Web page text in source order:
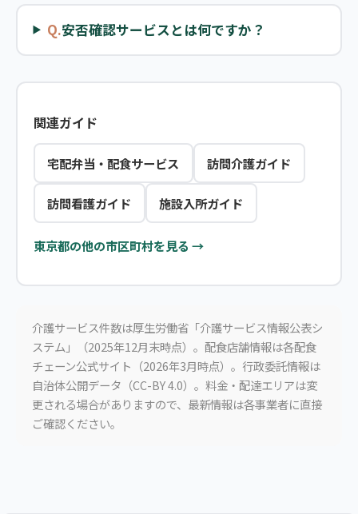
Q.安否確認サービスとは何ですか？
関連ガイド
宅配弁当・配食サービス 訪問介護ガイド
訪問看護ガイド 施設入所ガイド
東京都の他の市区町村を見る →
介護サービス件数は厚生労働省「介護サービス情報公表シ
ステム」（2025年12月末時点）。配食店舗情報は各配食
チェーン公式サイト（2026年3月時点）。行政委託情報は
自治体公開データ（CC-BY 4.0）。料金・配達エリアは変
更される場合がありますので、最新情報は各事業者に直接
ご確認ください。